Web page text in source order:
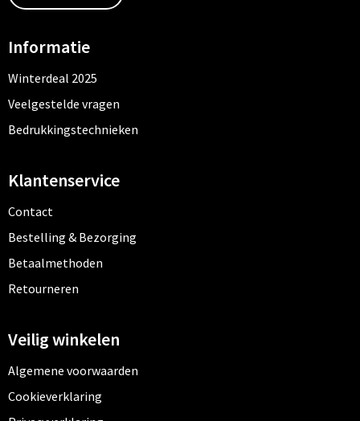
Informatie
Winterdeal 2025
Veelgestelde vragen
Bedrukkingstechnieken
Klantenservice
Contact
Bestelling & Bezorging
Betaalmethoden
Retourneren
Veilig winkelen
Algemene voorwaarden
Cookieverklaring